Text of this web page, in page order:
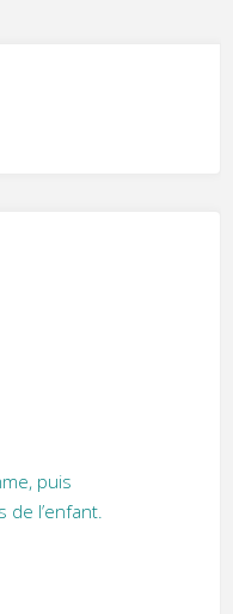
puis
de l’enfant.